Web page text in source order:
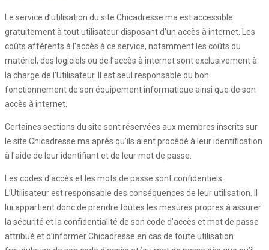
Le service d’utilisation du site Chicadresse.ma est accessible
gratuitement à tout utilisateur disposant d'un accès à internet. Les
coûts afférents à l'accès à ce service, notamment les coûts du
matériel, des logiciels ou de l’accès à internet sont exclusivement à
la charge de l'Utilisateur. Il est seul responsable du bon
fonctionnement de son équipement informatique ainsi que de son
accès à internet.
Certaines sections du site sont réservées aux membres inscrits sur
le site Chicadresse.ma après qu’ils aient procédé à leur identification
à l'aide de leur identifiant et de leur mot de passe.
Les codes d'accès et les mots de passe sont confidentiels.
L’Utilisateur est responsable des conséquences de leur utilisation. Il
lui appartient donc de prendre toutes les mesures propres à assurer
la sécurité et la confidentialité de son code d'accès et mot de passe
attribué et d’informer Chicadresse en cas de toute utilisation